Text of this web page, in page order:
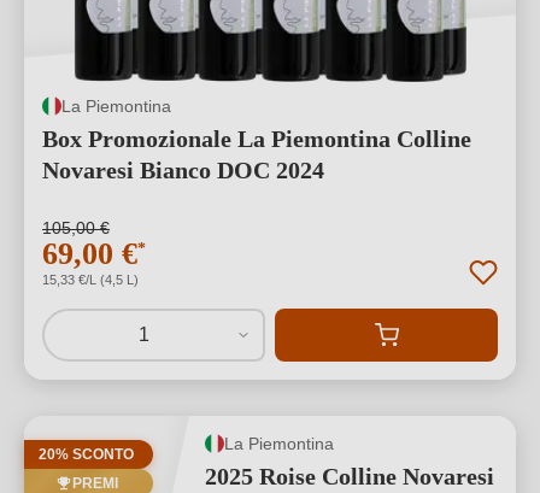
La Piemontina
Box Promozionale La Piemontina Colline
Novaresi Bianco DOC 2024
105,00 €
69,00 €*
15,33 €/L (4,5 L)
1
20% SCONTO
PREMI
La Piemontina
2025 Roise Colline Novaresi